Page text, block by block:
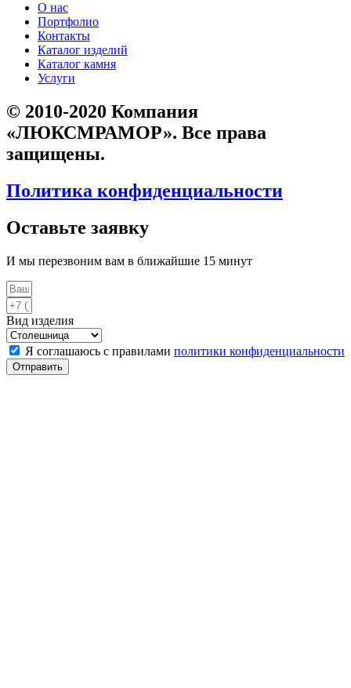
О нас
Портфолио
Контакты
Каталог изделий
Каталог камня
Услуги
© 2010-2020 Компания
«ЛЮКСМРАМОР». Все права
защищены.
Политика конфиденциальности
Оставьте заявку
И мы перезвоним вам в ближайшие 15 минут
Вид изделия
Я соглашаюсь с правилами политики конфиденциальности
Отправить